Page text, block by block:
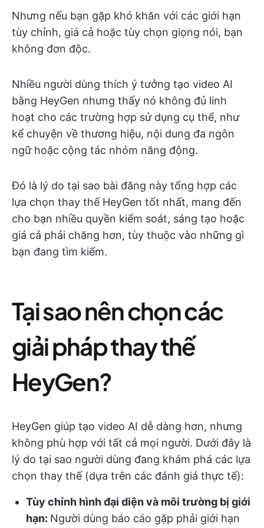
Nhưng nếu bạn gặp khó khăn với các giới hạn
tùy chỉnh, giá cả hoặc tùy chọn giọng nói, bạn
không đơn độc.
Nhiều người dùng thích ý tưởng tạo video AI
bằng HeyGen nhưng thấy nó không đủ linh
hoạt cho các trường hợp sử dụng cụ thể, như
kể chuyện về thương hiệu, nội dung đa ngôn
ngữ hoặc cộng tác nhóm năng động.
Đó là lý do tại sao bài đăng này tổng hợp các
lựa chọn thay thế HeyGen tốt nhất, mang đến
cho bạn nhiều quyền kiểm soát, sáng tạo hoặc
giá cả phải chăng hơn, tùy thuộc vào những gì
bạn đang tìm kiếm.
Tại sao nên chọn các
giải pháp thay thế
HeyGen?
HeyGen giúp tạo video AI dễ dàng hơn, nhưng
không phù hợp với tất cả mọi người. Dưới đây là
lý do tại sao người dùng đang khám phá các lựa
chọn thay thế (dựa trên các đánh giá thực tế):
Tùy chỉnh hình đại diện và môi trường bị giới
hạn: Người dùng báo cáo gặp phải giới hạn